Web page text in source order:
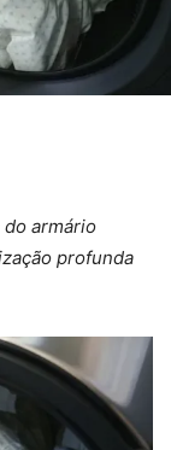
armário
profunda